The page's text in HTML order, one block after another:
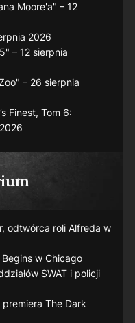
Moore'a" – 12
2026
– 12 sierpnia
– 26 sierpnia
Finest, Tom 6:
odtwórca roli Alfreda w
w Chicago
SWAT i policji
premiera The Dark